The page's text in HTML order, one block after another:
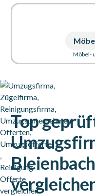
Möbel-
Top